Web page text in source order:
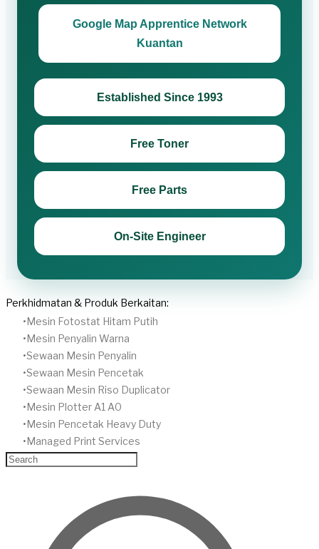
Google Map Apprentice Network
Kuantan
Established Since 1993
Free Toner
Free Parts
On-Site Engineer
Perkhidmatan & Produk Berkaitan:
Mesin Fotostat Hitam Putih
​Mesin Penyalin Warna
​Sewaan Mesin Penyalin
​Sewaan Mesin Pencetak
Sewaan Mesin Riso Duplicator
Mesin Plotter A1 A0
Mesin Pencetak Heavy Duty
Managed Print Services